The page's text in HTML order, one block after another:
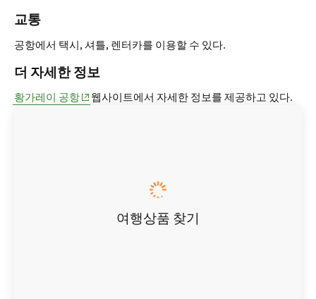
교통
공항에서 택시, 셔틀, 렌터카를 이용할 수 있다.
더 자세한 정보
황가레이 공항(opens in new window)
웹사이트에서 자세한 정보를 제공하고 있다.
여행상품 찾기